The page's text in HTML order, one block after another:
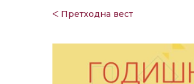
ᐸ Претходна вест